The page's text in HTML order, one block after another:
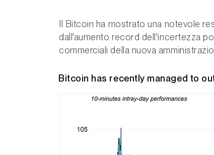
Il Bitcoin ha mostrato una notevole
dall'aumento record dell'incertezza
commerciali della nuova
Bitcoin has recently managed to